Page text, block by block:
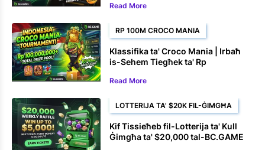
Read More
RP 100M CROCO MANIA
Klassifika ta' Croco Mania | Irbaħ
is-Sehem Tiegħek ta' Rp
Read More
LOTTERIJA TA' $20K FIL-ĠIMGĦA
Kif Tissieħeb fil-Lotterija ta' Kull
Ġimgħa ta' $20,000 tal-BC.GAME